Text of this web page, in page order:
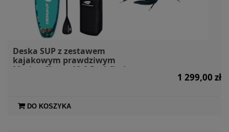
Deska SUP z zestawem
kajakowym prawdziwym
Marine Clown 10.2 Pathfinder +
1 299,00 zł
DO KOSZYKA